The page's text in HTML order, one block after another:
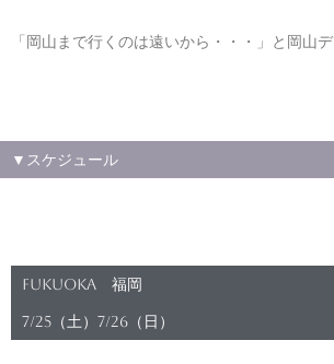
「岡山まで行くのは遠いから・・・」と岡山
▼スケジュール
FUKUOKA 福岡
7/25（土）7/26（日）